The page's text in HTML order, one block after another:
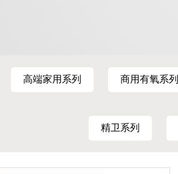
高端家用系列 商用有氧系列
精卫系列